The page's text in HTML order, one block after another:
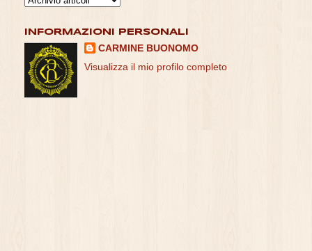
INFORMAZIONI PERSONALI
CARMINE BUONOMO
Visualizza il mio profilo completo